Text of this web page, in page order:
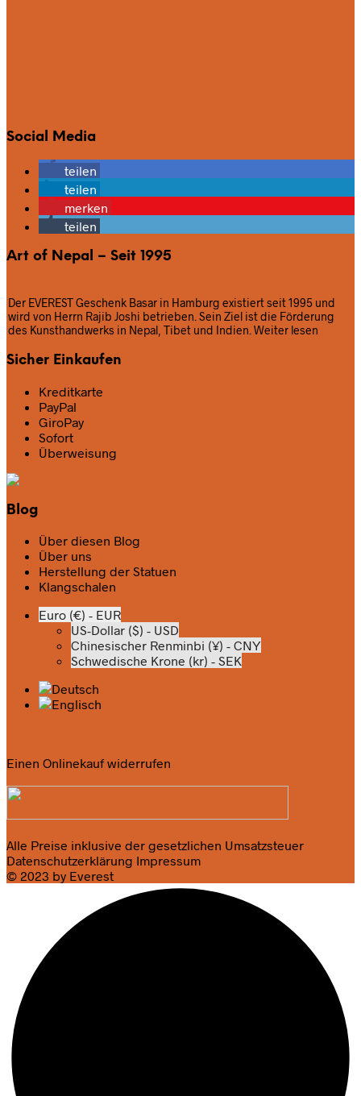
Social Media
teilen
teilen
merken
teilen
Art of Nepal – Seit 1995
Der EVEREST Geschenk Basar in Hamburg existiert seit 1995 und
wird von Herrn Rajib Joshi betrieben. Sein Ziel ist die Förderung
des Kunsthandwerks in Nepal, Tibet und Indien. Weiter lesen
Sicher Einkaufen
Kreditkarte
PayPal
GiroPay
Sofort
Überweisung
Blog
Über diesen Blog
Über uns
Herstellung der Statuen
Klangschalen
Euro (€) - EUR
US-Dollar ($) - USD
Chinesischer Renminbi (¥) - CNY
Schwedische Krone (kr) - SEK
Einen Onlinekauf widerrufen
Alle Preise inklusive der gesetzlichen Umsatzsteuer
Datenschutzerklärung Impressum
© 2023 by Everest